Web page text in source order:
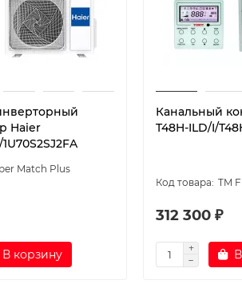
Haier
Match Plus
В корзину
Канальный
T48H-ILD/I/
TM
312 300 ₽